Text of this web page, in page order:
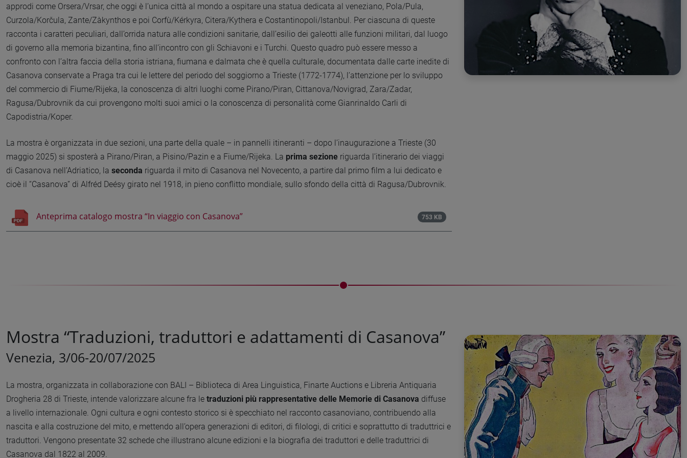
approdi come Orsera/Vrsar, che oggi è l’unica città al mondo a ospitare una statua dedicata al veneziano, Pola/Pula,
Curzola/Korčula, Zante/Zàkynthos e poi Corfù/Kérkyra, Citera/Kythera e Costantinopoli/Istanbul. Per ciascuna di queste
racconta i caratteri peculiari, dall’orrida natura alle condizioni sanitarie, dall’esilio dei galeotti alle funzioni militari, dal luogo
di governo alla memoria bizantina, fino all’incontro con gli Schiavoni e i Turchi. Questo quadro può essere messo a
confronto con l’altra faccia della storia istriana, fiumana e dalmata che è quella culturale, documentata dalle carte inedite di
Casanova conservate a Praga tra cui le lettere del periodo del soggiorno a Trieste (1772-1774), l’attenzione per lo sviluppo
del commercio di Fiume/Rijeka, la conoscenza di altri luoghi come Pirano/Piran, Cittanova/Novigrad, Zara/Zadar,
Ragusa/Dubrovnik da cui provengono molti suoi amici o la conoscenza di personalità come Gianrinaldo Carli di
Capodistria/Koper.
La mostra è organizzata in due sezioni, una parte della quale – in pannelli itineranti – dopo l’inaugurazione a Trieste (30
maggio 2025) si sposterà a Pirano/Piran, a Pisino/Pazin e a Fiume/Rijeka. La prima sezione riguarda l’itinerario dei viaggi
di Casanova nell’Adriatico, la seconda riguarda il mito di Casanova nel Novecento, a partire dal primo film a lui dedicato e
cioè il “Casanova” di Alfréd Deésy girato nel 1918, in pieno conflitto mondiale, sullo sfondo della città di Ragusa/Dubrovnik.
Anteprima catalogo mostra “In viaggio con Casanova” 753 KB
Mostra “Traduzioni, traduttori e adattamenti di Casanova”
Venezia, 3/06-20/07/2025
La mostra, organizzata in collaborazione con BALI – Biblioteca di Area Linguistica, Finarte Auctions e Libreria Antiquaria
Drogheria 28 di Trieste, intende valorizzare alcune fra le traduzioni più rappresentative delle Memorie di Casanova diffuse
a livello internazionale. Ogni cultura e ogni contesto storico si è specchiato nel racconto casanoviano, contribuendo alla
nascita e alla costruzione del mito, e mettendo all’opera generazioni di editori, di filologi, di critici e soprattutto di traduttrici e
traduttori. Vengono presentate 32 schede che illustrano alcune edizioni e la biografia dei traduttori e delle traduttrici di
Casanova dal 1822 al 2009.